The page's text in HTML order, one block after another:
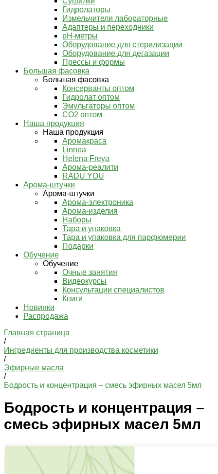
Гидролаторы
Измельчители лабораторные
Адаптеры и переходники
pH-метры
Оборудование для стерилизации
Оборудование для дегазации
Прессы и формы
Большая фасовка
Большая фасовка
Консерванты оптом
Гидролат оптом
Эмульгаторы оптом
СО2 оптом
Наша продукция
Наша продукция
Аромакраса
Linnea
Helena Freya
Арома-реалити
RADU YOU
Арома-штучки
Арома-штучки
Арома-электроника
Арома-изделия
Наборы
Тара и упаковка
Тара и упаковка для парфюмерии
Подарки
Обучение
Обучение
Очные занятия
Видеокурсы
Консультации специалистов
Книги
Новинки
Распродажа
Главная страница
/
Ингредиенты для производства косметики
/
Эфирные масла
/
Бодрость и концентрация – смесь эфирных масел 5мл
Бодрость и концентрация –
смесь эфирных масел 5мл